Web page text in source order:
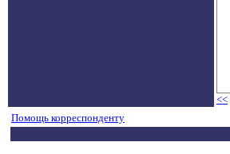
<<
Помощь корреспонденту